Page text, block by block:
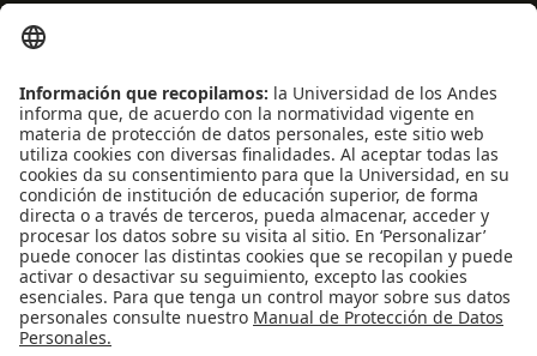
Convivencia y transparencia
Emergencias: Extensión 0000
Eventos destacados
Mapa del Sitio
Multimedia
Noticias
Preguntas frecuentes